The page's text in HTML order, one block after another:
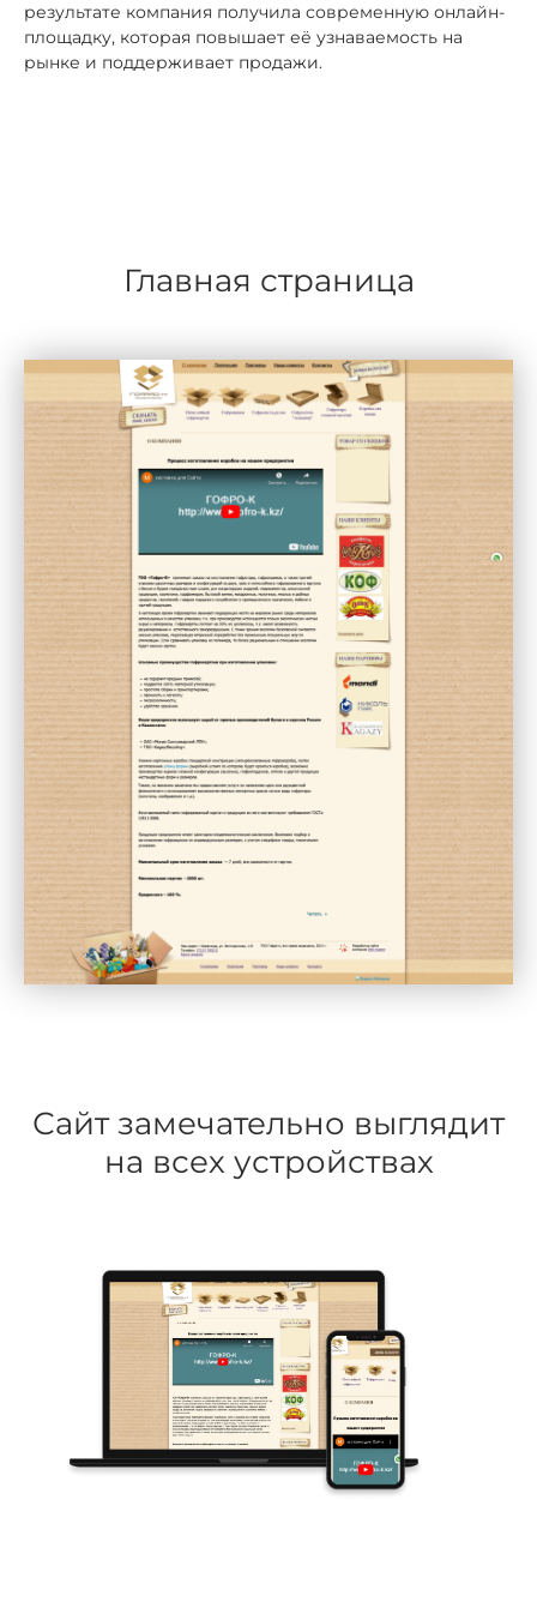
результате компания получила современную онлайн-
площадку, которая повышает её узнаваемость на
рынке и поддерживает продажи.
Главная страница
Сайт замечательно выглядит
на всех устройствах